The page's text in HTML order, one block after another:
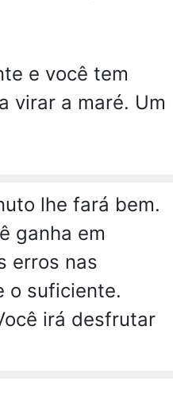
e você tem
virar a maré. Um
lhe fará bem.
ganha em
erros nas
o suficiente.
irá desfrutar